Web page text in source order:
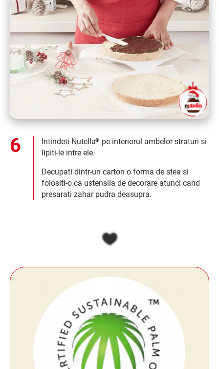
Intindeti Nutella® pe interiorul ambelor straturi si
lipiti-le intre ele.
Decupati dintr-un carton o forma de stea si
folositi-o ca ustensila de decorare atunci cand
presarati zahar pudra deasupra.